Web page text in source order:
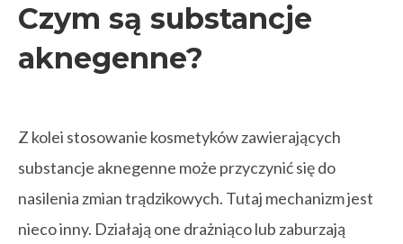
Czym są substancje
aknegenne?
Z kolei stosowanie kosmetyków zawierających
substancje aknegenne może przyczynić się do
nasilenia zmian trądzikowych. Tutaj mechanizm jest
nieco inny. Działają one drażniąco lub zaburzają